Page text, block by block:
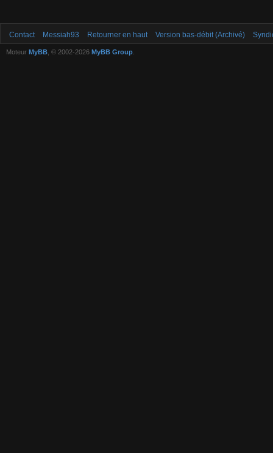
Contact Messiah93 Retourner en haut Version bas-débit (Archivé)
Moteur MyBB , © 2002-2026 MyBB Group